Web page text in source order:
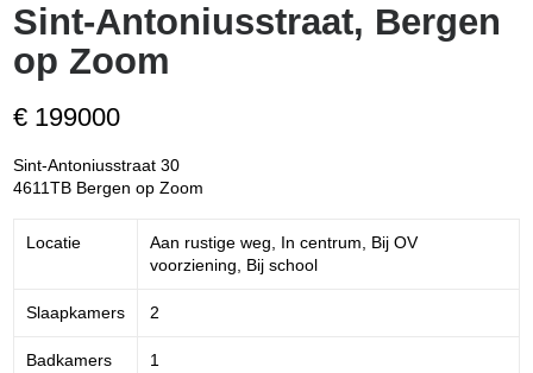
Sint-Antoniusstraat, Bergen
op Zoom
€ 199000
Sint-Antoniusstraat 30
4611TB Bergen op Zoom
Locatie
Aan rustige weg, In centrum, Bij OV
voorziening, Bij school
Slaapkamers 2
Badkamers 1